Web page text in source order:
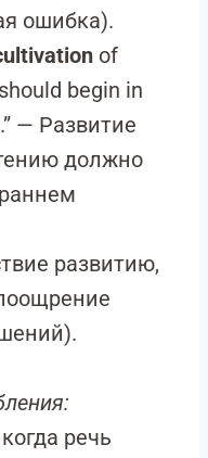
ошибка).
of
begin in
— Развитие
должно
развитию,
речь